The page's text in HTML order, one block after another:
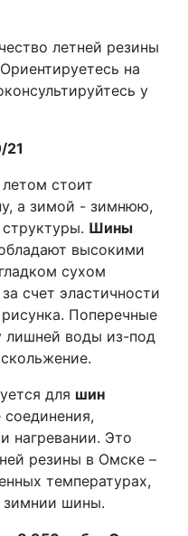
летней резины
на
у
21
стоит
а зимой - зимнюю,
Шины
высокими
сухом
счет эластичности
рисунка. Поперечные
лишней воды из-под
для шин
соединения,
нагревании. Это
резины в Омске –
температурах,
зимнии шины.